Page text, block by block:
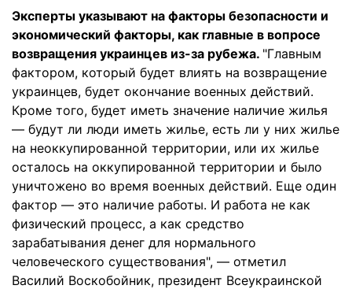
Эксперты указывают на факторы безопасности и
экономический факторы, как главные в вопросе
возвращения украинцев из-за рубежа. "Главным
фактором, который будет влиять на возвращение
украинцев, будет окончание военных действий.
Кроме того, будет иметь значение наличие жилья
— будут ли люди иметь жилье, есть ли у них жилье
на неоккупированной территории, или их жилье
осталось на оккупированной территории и было
уничтожено во время военных действий. Еще один
фактор — это наличие работы. И работа не как
физический процесс, а как средство
зарабатывания денег для нормального
человеческого существования", — отметил
Василий Воскобойник, президент Всеукраинской